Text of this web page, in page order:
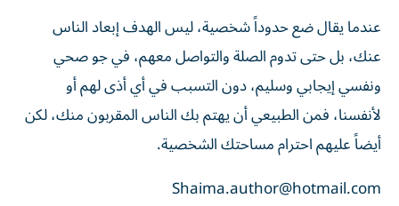
عندما يقال ضع حدوداً شخصية، ليس الهدف إبعاد الناس
عنك، بل حتى تدوم الصلة والتواصل معهم، في جو صحي
ونفسي إيجابي وسليم، دون التسبب في أي أذى لهم أو
لأنفسنا، فمن الطبيعي أن يهتم بك الناس المقربون منك، لكن
أيضاً عليهم احترام مساحتك الشخصية.
Shaima.author@hotmail.com